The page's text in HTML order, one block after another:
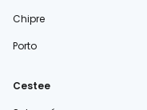
Chipre
Porto
Cestee